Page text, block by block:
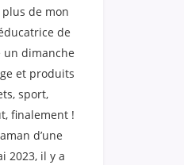
plus de mon
de
un dimanche
et produits
sport,
finalement !
d’une
2023, il y a